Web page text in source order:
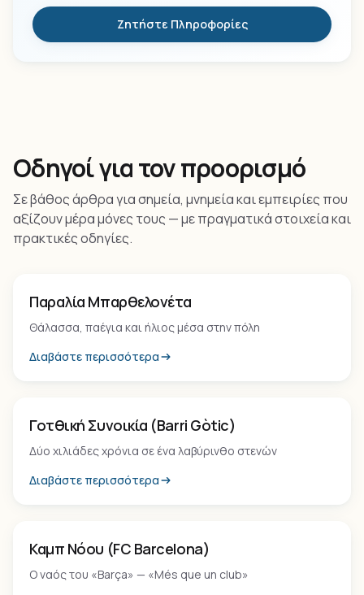
Ζητήστε Πληροφορίες
Οδηγοί για τον προορισμό
Σε βάθος άρθρα για σημεία, μνημεία και εμπειρίες που
αξίζουν μέρα μόνες τους — με πραγματικά στοιχεία και
πρακτικές οδηγίες.
Παραλία Μπαρθελονέτα
Θάλασσα, παέγια και ήλιος μέσα στην πόλη
Διαβάστε περισσότερα
Γοτθική Συνοικία (Barri Gòtic)
Δύο χιλιάδες χρόνια σε ένα λαβύρινθο στενών
Διαβάστε περισσότερα
Καμπ Νόου (FC Barcelona)
Ο ναός του «Barça» — «Més que un club»